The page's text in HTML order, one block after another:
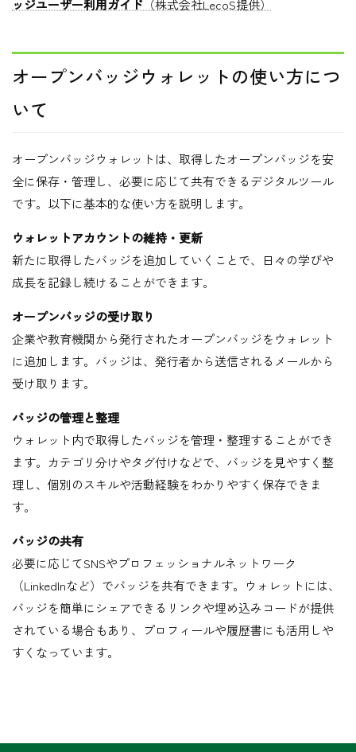
ッジユーザー利用ガイド （株式会社LecoS提供）
オープンバッジウォレットの使い方につ
いて
オープンバッジウォレットは、取得したオープンバッジを安
全に保存・管理し、必要に応じて共有できるデジタルツール
です。以下に基本的な使い方を説明します。
ウォレットアカウントの維持・更新
新たに取得したバッジを追加していくことで、日々の学びや
成長を記録し続けることができます。
オープンバッジの受け取り
企業や教育機関から発行されたオープンバッジをウォレット
に追加します。バッジは、発行者から送信されるメールから
受け取ります。
バッジの管理と整理
ウォレット内で取得したバッジを管理・整理することができ
ます。カテゴリ分けやタグ付けなどで、バッジを見やすく整
理し、個別のスキルや活動経験をわかりやすく保存できま
す。
バッジの共有
必要に応じてSNSやプロフェッショナルネットワーク
（LinkedInなど）でバッジを共有できます。ウォレットには、
バッジを簡単にシェアできるリンクや埋め込みコードが提供
されている場合もあり、プロフィールや履歴書にも活用しや
すくなっています。